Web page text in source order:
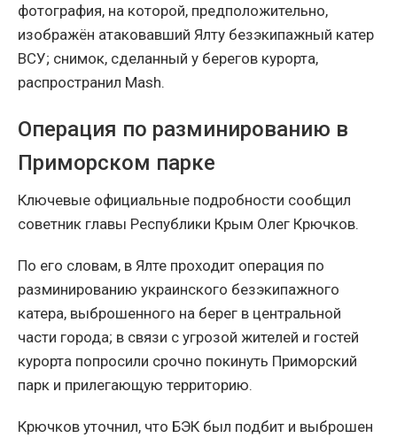
фотография, на которой, предположительно,
изображён атаковавший Ялту безэкипажный катер
ВСУ; снимок, сделанный у берегов курорта,
распространил Mash.
Операция по разминированию в
Приморском парке
Ключевые официальные подробности сообщил
советник главы Республики Крым Олег Крючков.
По его словам, в Ялте проходит операция по
разминированию украинского безэкипажного
катера, выброшенного на берег в центральной
части города; в связи с угрозой жителей и гостей
курорта попросили срочно покинуть Приморский
парк и прилегающую территорию.
Крючков уточнил, что БЭК был подбит и выброшен